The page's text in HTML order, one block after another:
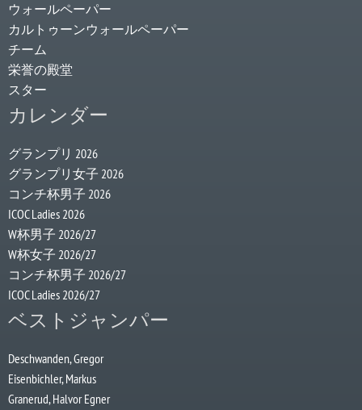
ウォールペーパー
カルトゥーンウォールペーパー
チーム
栄誉の殿堂
スター
カレンダー
グランプリ 2026
グランプリ女子 2026
コンチ杯男子 2026
ICOC Ladies 2026
W杯男子 2026/27
W杯女子 2026/27
コンチ杯男子 2026/27
ICOC Ladies 2026/27
ベストジャンパー
Deschwanden, Gregor
Eisenbichler, Markus
Granerud, Halvor Egner